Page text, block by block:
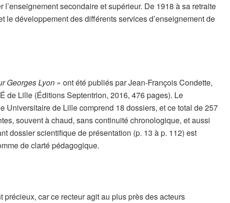
secondaire et supérieur. De 1918 à sa retraite
le développement des différents services d’enseignement de
Georges Lyon » ont été publiés par Jean-François Condette,
de Lille (Éditions Septentrion, 2016, 476 pages). Le
Universitaire de Lille comprend 18 dossiers, et ce total de 257
souvent à chaud, sans continuité chronologique, et aussi
dossier scientifique de présentation (p. 13 à p. 112) est
de clarté pédagogique.
précieux, car ce recteur agit au plus près des acteurs